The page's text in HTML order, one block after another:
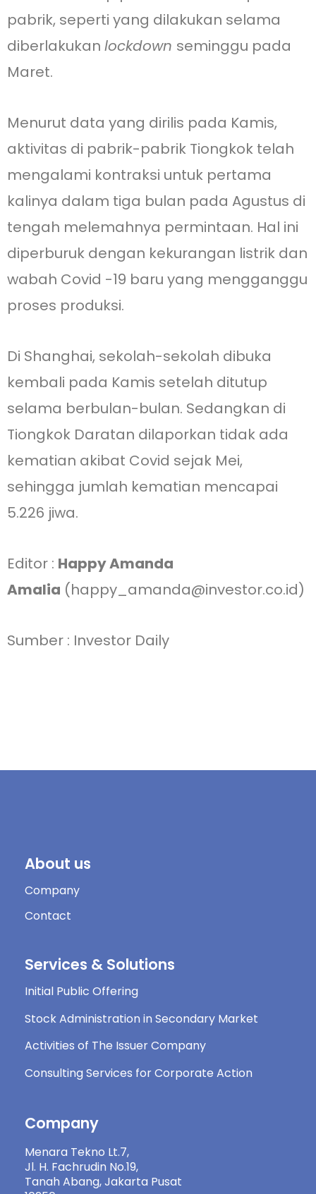
pabrik, seperti yang dilakukan selama
diberlakukan lockdown seminggu pada
Maret.
Menurut data yang dirilis pada Kamis,
aktivitas di pabrik-pabrik Tiongkok telah
mengalami kontraksi untuk pertama
kalinya dalam tiga bulan pada Agustus di
tengah melemahnya permintaan. Hal ini
diperburuk dengan kekurangan listrik dan
wabah Covid -19 baru yang mengganggu
proses produksi.
Di Shanghai, sekolah-sekolah dibuka
kembali pada Kamis setelah ditutup
selama berbulan-bulan. Sedangkan di
Tiongkok Daratan dilaporkan tidak ada
kematian akibat Covid sejak Mei,
sehingga jumlah kematian mencapai
5.226 jiwa.
Editor : Happy Amanda
Amalia (happy_amanda@investor.co.id)
Sumber : Investor Daily
About us
Company
Contact
Services & Solutions
Initial Public Offering
Stock Administration in Secondary Market
Activities of The Issuer Company
Consulting Services for Corporate Action
Company
Menara Tekno Lt.7,
Jl. H. Fachrudin No.19,
Tanah Abang, Jakarta Pusat